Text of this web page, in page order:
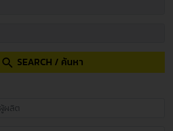
search SEARCH / ค้นหา